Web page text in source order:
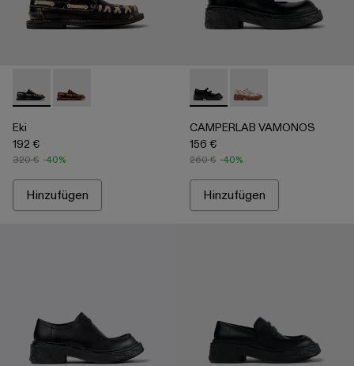
Eki - A500040-002 - Schwarzer Bootsschuh
Eki - A500040-001 - Brauner Bootsschuh
Eki
192 €
320 € -40%
Hinzufügen
CAMPERLAB VAMONOS -
CAMPERLAB
CAMPERLAB VAMONOS
156 €
260 € -40%
Hinzufügen